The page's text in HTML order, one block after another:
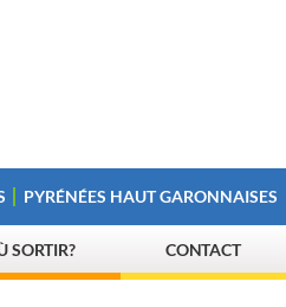
PYRÉNÉES HAUT GARONNAISES
SORTIR? CONTACT